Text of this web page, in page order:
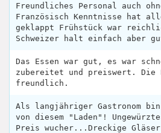
Freundliches Personal auch
Französisch Kenntnisse hat
geklappt Frühstück war
Schweizer halt einfach aber
Das Essen war gut, es war
zubereitet und preiswert. Die
freundlich.
Als langjähriger Gastronom
von diesem "Laden"!
Preis wucher...Dreckige